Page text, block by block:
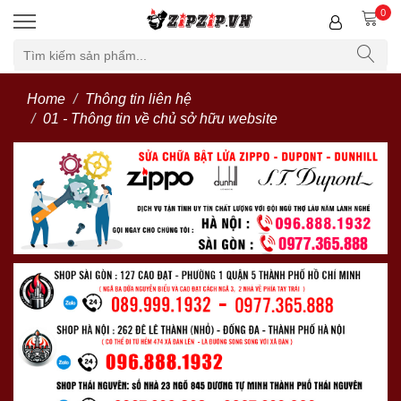
0
Home
Thông tin liên hệ
01 - Thông tin về chủ sở hữu website